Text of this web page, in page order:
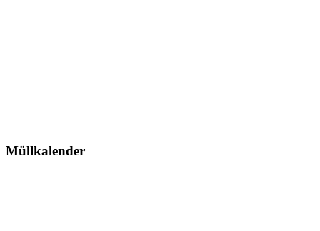
Müllkalender